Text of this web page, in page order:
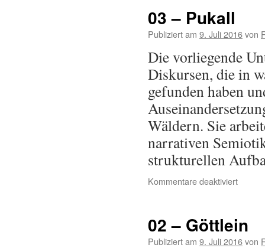
03 – Pukall
Publiziert am 9. Juli 2016von
Die vorliegende
Diskursen, die in
gefunden haben
Wäldern. Sie
narrativen
strukturellen
Kommentare deaktiviert
02 – Göttlein
Publiziert am 9. Juli 2016von